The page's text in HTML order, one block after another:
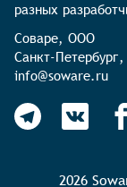
разных
Соваре, ООО
Санкт-Петербург,
info@soware.ru
2026